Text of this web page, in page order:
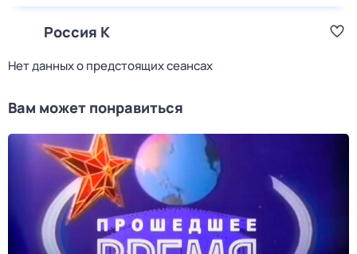
Россия К
Нет данных о предстоящих сеансах
Вам может понравиться